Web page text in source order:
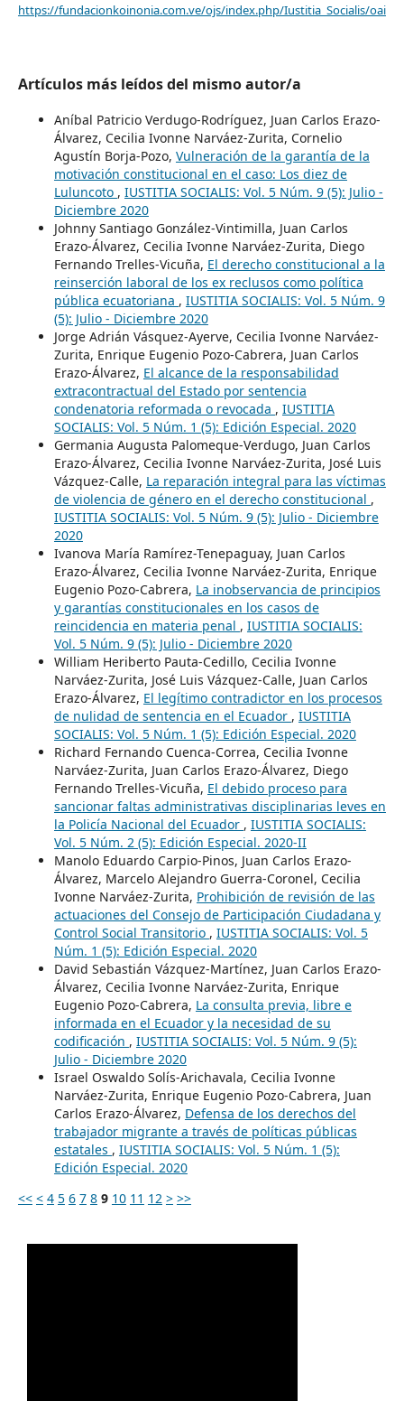
https://fundacionkoinonia.com.ve/ojs/index.php/Iustitia_Socialis/oai
Artículos más leídos del mismo autor/a
Aníbal Patricio Verdugo-Rodríguez, Juan Carlos Erazo-
Álvarez, Cecilia Ivonne Narváez-Zurita, Cornelio
Agustín Borja-Pozo, Vulneración de la garantía de la
motivación constitucional en el caso: Los diez de
Luluncoto , IUSTITIA SOCIALIS: Vol. 5 Núm. 9 (5): Julio -
Diciembre 2020
Johnny Santiago González-Vintimilla, Juan Carlos
Erazo-Álvarez, Cecilia Ivonne Narváez-Zurita, Diego
Fernando Trelles-Vicuña, El derecho constitucional a la
reinserción laboral de los ex reclusos como política
pública ecuatoriana , IUSTITIA SOCIALIS: Vol. 5 Núm. 9
(5): Julio - Diciembre 2020
Jorge Adrián Vásquez-Ayerve, Cecilia Ivonne Narváez-
Zurita, Enrique Eugenio Pozo-Cabrera, Juan Carlos
Erazo-Álvarez, El alcance de la responsabilidad
extracontractual del Estado por sentencia
condenatoria reformada o revocada , IUSTITIA
SOCIALIS: Vol. 5 Núm. 1 (5): Edición Especial. 2020
Germania Augusta Palomeque-Verdugo, Juan Carlos
Erazo-Álvarez, Cecilia Ivonne Narváez-Zurita, José Luis
Vázquez-Calle, La reparación integral para las víctimas
de violencia de género en el derecho constitucional ,
IUSTITIA SOCIALIS: Vol. 5 Núm. 9 (5): Julio - Diciembre
2020
Ivanova María Ramírez-Tenepaguay, Juan Carlos
Erazo-Álvarez, Cecilia Ivonne Narváez-Zurita, Enrique
Eugenio Pozo-Cabrera, La inobservancia de principios
y garantías constitucionales en los casos de
reincidencia en materia penal , IUSTITIA SOCIALIS:
Vol. 5 Núm. 9 (5): Julio - Diciembre 2020
William Heriberto Pauta-Cedillo, Cecilia Ivonne
Narváez-Zurita, José Luis Vázquez-Calle, Juan Carlos
Erazo-Álvarez, El legítimo contradictor en los procesos
de nulidad de sentencia en el Ecuador , IUSTITIA
SOCIALIS: Vol. 5 Núm. 1 (5): Edición Especial. 2020
Richard Fernando Cuenca-Correa, Cecilia Ivonne
Narváez-Zurita, Juan Carlos Erazo-Álvarez, Diego
Fernando Trelles-Vicuña, El debido proceso para
sancionar faltas administrativas disciplinarias leves en
la Policía Nacional del Ecuador , IUSTITIA SOCIALIS:
Vol. 5 Núm. 2 (5): Edición Especial. 2020-II
Manolo Eduardo Carpio-Pinos, Juan Carlos Erazo-
Álvarez, Marcelo Alejandro Guerra-Coronel, Cecilia
Ivonne Narváez-Zurita, Prohibición de revisión de las
actuaciones del Consejo de Participación Ciudadana y
Control Social Transitorio , IUSTITIA SOCIALIS: Vol. 5
Núm. 1 (5): Edición Especial. 2020
David Sebastián Vázquez-Martínez, Juan Carlos Erazo-
Álvarez, Cecilia Ivonne Narváez-Zurita, Enrique
Eugenio Pozo-Cabrera, La consulta previa, libre e
informada en el Ecuador y la necesidad de su
codificación , IUSTITIA SOCIALIS: Vol. 5 Núm. 9 (5):
Julio - Diciembre 2020
Israel Oswaldo Solís-Arichavala, Cecilia Ivonne
Narváez-Zurita, Enrique Eugenio Pozo-Cabrera, Juan
Carlos Erazo-Álvarez, Defensa de los derechos del
trabajador migrante a través de políticas públicas
estatales , IUSTITIA SOCIALIS: Vol. 5 Núm. 1 (5):
Edición Especial. 2020
<< < 4 5 6 7 8 9 10 11 12 > >>